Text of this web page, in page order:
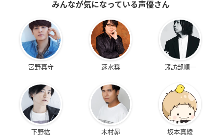
みんなが気になっている声優さん
宮野真守 速水奨 諏訪部順一
下野紘 木村昴 坂本真綾